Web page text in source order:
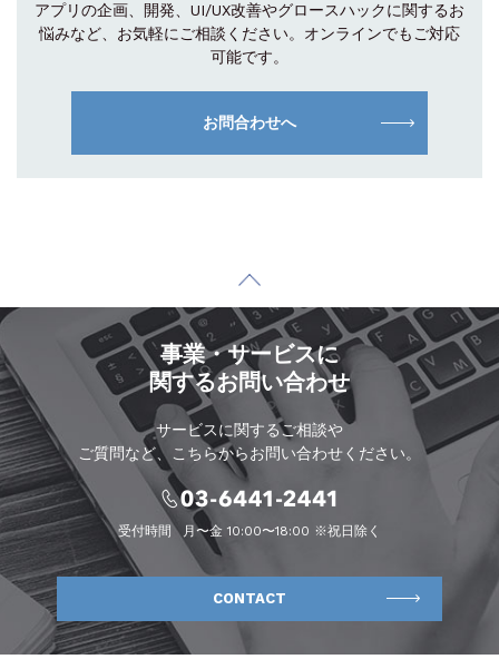
アプリの企画、開発、UI/UX改善やグロースハックに関するお
悩みなど、お気軽にご相談 ください。オンラインでもご対応
可能です。
お問合わせへ
事業・サービスに
関するお問い合わせ
サービスに関するご相談や
ご質問など、こちらからお問い合わせください。
受付時間 月〜金 10:00〜18:00 ※祝日除く
CONTACT